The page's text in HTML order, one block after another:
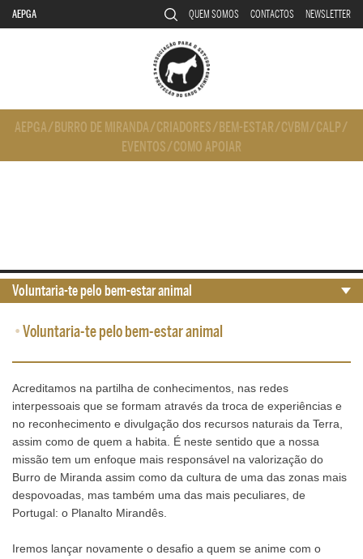
AEPGA QUEM SOMOS CONTACTOS NEWSLETTER
AEPGA/ BURRO DE MIRANDA/CRIADORES/ BEM-ESTAR/CVBM/CALP/
EVENTOS/COMO APOIAR
•Voluntaria-te pelo bem-estar animal
Acreditamos na partilha de conhecimentos, nas redes
interpessoais que se formam através da troca de experiências e
no reconhecimento e divulgação dos recursos naturais da Terra,
assim como de quem a habita. É neste sentido que a nossa
missão tem um enfoque mais responsável na valorização do
Burro de Miranda assim como da cultura de uma das zonas mais
despovoadas, mas também uma das mais peculiares, de
Portugal: o Planalto Mirandês.
Iremos lançar novamente o desafio a quem se anime com o
Voluntaria-te pelo bem-estar animal